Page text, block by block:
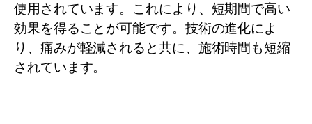
使用されています。これにより、短期間で高い
効果を得ることが可能です。技術の進化によ
り、痛みが軽減されると共に、施術時間も短縮
されています。